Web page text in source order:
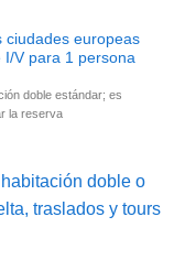
europeas
V para 1 persona
doble estándar; es
la reserva